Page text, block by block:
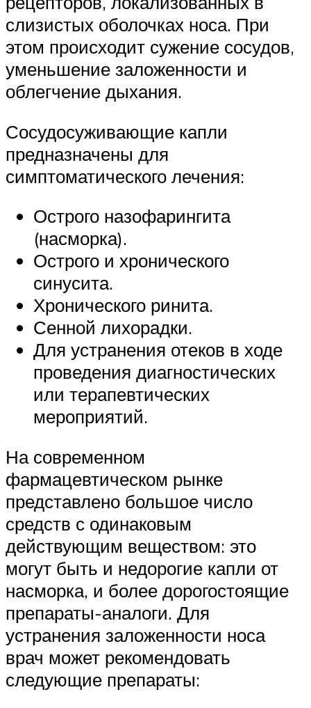
слизистых оболочках носа. При
этом происходит сужение сосудов,
уменьшение заложенности и
облегчение дыхания.
Сосудосуживающие капли
предназначены для
симптоматического лечения:
Острого назофарингита
(насморка).
Острого и хронического
синусита.
Хронического ринита.
Сенной лихорадки.
Для устранения отеков в ходе
проведения диагностических
или терапевтических
мероприятий.
На современном
фармацевтическом рынке
представлено большое число
средств с одинаковым
действующим веществом: это
могут быть и недорогие капли от
насморка, и более дорогостоящие
препараты-аналоги. Для
устранения заложенности носа
врач может рекомендовать
следующие препараты: